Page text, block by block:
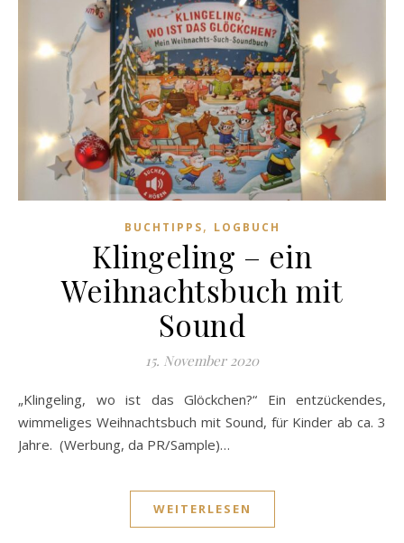
BUCHTIPPS, LOGBUCH
Klingeling – ein
Weihnachtsbuch mit
Sound
15. November 2020
„Klingeling, wo ist das Glöckchen?“ Ein entzückendes,
wimmeliges Weihnachtsbuch mit Sound, für Kinder ab ca. 3
Jahre. (Werbung, da PR/Sample)…
WEITERLESEN